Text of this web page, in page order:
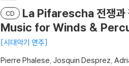
CD
La Pifarescha 전쟁과
Music for Winds &
시대악기 연주
Pierre Phalese Josquin Desprez